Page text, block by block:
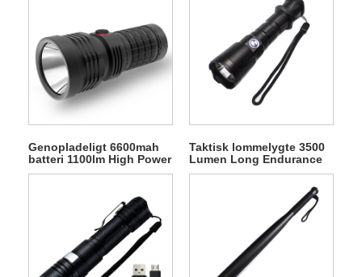
Genopladeligt 6600mah
batteri 1100lm High Power
Super Bright lommelygte
Taktisk lommelygte 3500
Lumen Long Endurance
LED genopladelig